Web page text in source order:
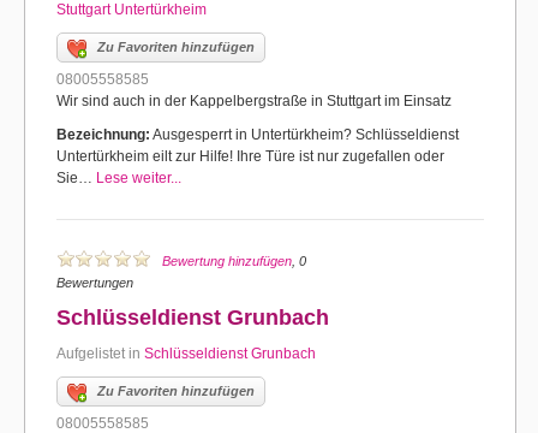
Stuttgart Untertürkheim
Zu Favoriten hinzufügen
08005558585
Wir sind auch in der Kappelbergstraße in Stuttgart im Einsatz
Bezeichnung: Ausgesperrt in Untertürkheim? Schlüsseldienst
Untertürkheim eilt zur Hilfe! Ihre Türe ist nur zugefallen oder
Sie… Lese weiter...
Bewertung hinzufügen , 0
Bewertungen
Schlüsseldienst Grunbach
Aufgelistet in Schlüsseldienst Grunbach
Zu Favoriten hinzufügen
08005558585